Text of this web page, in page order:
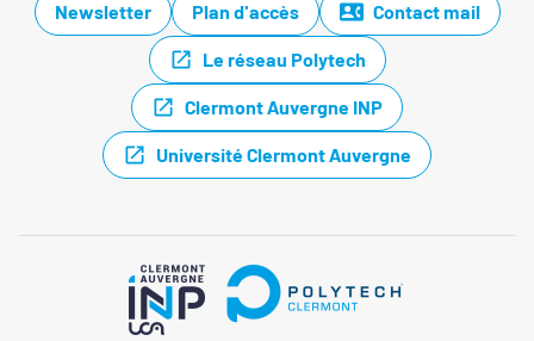
Newsletter Plan d'accès Contact mail
Le réseau Polytech
Clermont Auvergne INP
Université Clermont Auvergne